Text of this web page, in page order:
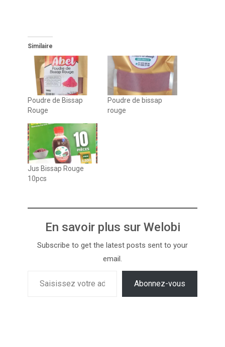
Similaire
Poudre de Bissap
Rouge
Poudre de bissap
rouge
Jus Bissap Rouge
10pcs
En savoir plus sur Welobi
Subscribe to get the latest posts sent to your
email.
Abonnez-vous